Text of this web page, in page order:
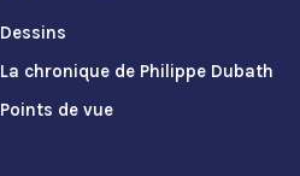
Dessins
La chronique de Philippe Dubath
Points de vue